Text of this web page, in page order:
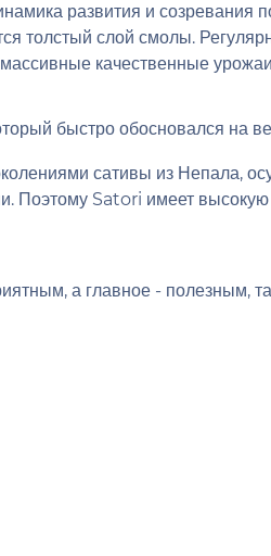
развития и
толстый слой смолы.
массивные качественные
быстро обосновался на
сативы из Непала,
Поэтому Satori имеет высокую
а главное - полезным,